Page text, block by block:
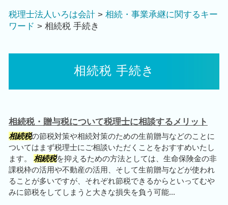
税理士法人いろは会計 > 相続・事業承継に関するキー
ワード > 相続税 手続き
相続税 手続き
相続税・贈与税について税理士に相談するメリット
相続税の節税対策や相続対策のための生前贈与などのことに
ついてはまず税理士にご相談いただくことをおすすめいたし
ます。 相続税を抑えるための方法としては、生命保険金の非
課税枠の活用や不動産の活用、そして生前贈与などが使われ
ることが多いですが、それぞれ節税できるからといってむや
みに節税をしてしまうと大きな損失を負う可能...